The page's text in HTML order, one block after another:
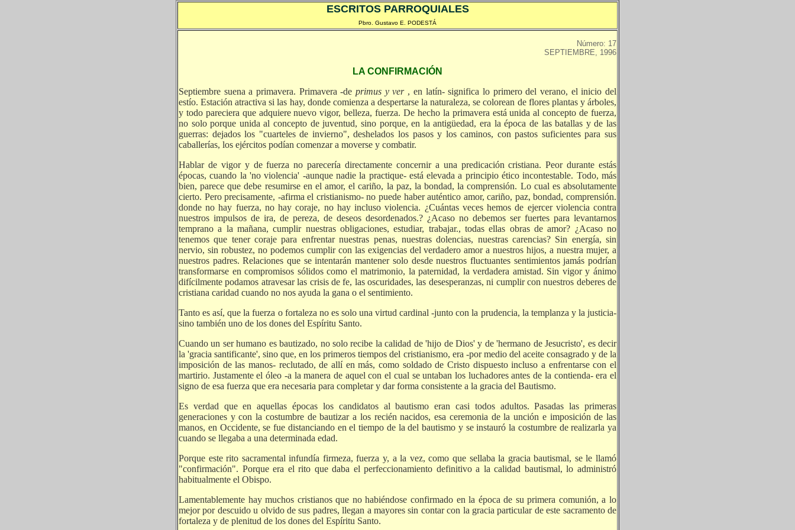
ESCRITOS PARROQUIALES
Pbro. Gustavo E. PODESTÁ
Número: 17
SEPTIEMBRE, 1996
LA CONFIRMACIÓN
Septiembre suena a primavera. Primavera -deprimus y ver , en latín- significa lo primero del verano, el inicio del
estío. Estación atractiva si las hay, donde comienza a despertarse la naturaleza, se colorean de flores plantas y árboles,
y todo pareciera que adquiere nuevo vigor, belleza, fuerza. De hecho la primavera está unida al concepto de fuerza,
no solo porque unida al concepto de juventud, sino porque, en la antigüedad, era la época de las batallas y de las
guerras: dejados los "cuarteles de invierno", deshelados los pasos y los caminos, con pastos suficientes para sus
caballerías, los ejércitos podían comenzar a moverse y combatir.
Hablar de vigor y de fuerza no parecería directamente concernir a una predicación cristiana. Peor durante estás
épocas, cuando la 'no violencia' -aunque nadie la practique- está elevada a principio ético incontestable. Todo, más
bien, parece que debe resumirse en el amor, el cariño, la paz, la bondad, la comprensión. Lo cual es absolutamente
cierto. Pero precisamente, -afirma el cristianismo- no puede haber auténtico amor, cariño, paz, bondad, comprensión.
donde no hay fuerza, no hay coraje, no hay incluso violencia. ¿Cuántas veces hemos de ejercer violencia contra
nuestros impulsos de ira, de pereza, de deseos desordenados.? ¿Acaso no debemos ser fuertes para levantarnos
temprano a la mañana, cumplir nuestras obligaciones, estudiar, trabajar., todas ellas obras de amor? ¿Acaso no
tenemos que tener coraje para enfrentar nuestras penas, nuestras dolencias, nuestras carencias? Sin energía, sin
nervio, sin robustez, no podemos cumplir con las exigencias del verdadero amor a nuestros hijos, a nuestra mujer, a
nuestros padres. Relaciones que se intentarán mantener solo desde nuestros fluctuantes sentimientos jamás podrían
transformarse en compromisos sólidos como el matrimonio, la paternidad, la verdadera amistad. Sin vigor y ánimo
difícilmente podamos atravesar las crisis de fe, las oscuridades, las desesperanzas, ni cumplir con nuestros deberes de
cristiana caridad cuando no nos ayuda la gana o el sentimiento.
Tanto es así, que la fuerza o fortaleza no es solo una virtud cardinal -junto con la prudencia, la templanza y la justicia-
sino también uno de los dones del Espíritu Santo.
Cuando un ser humano es bautizado, no solo recibe la calidad de 'hijo de Dios' y de 'hermano de Jesucristo', es decir
la 'gracia santificante', sino que, en los primeros tiempos del cristianismo, era -por medio del aceite consagrado y de la
imposición de las manos- reclutado, de allí en más, como soldado de Cristo dispuesto incluso a enfrentarse con el
martirio. Justamente el óleo -a la manera de aquel con el cual se untaban los luchadores antes de la contienda- era el
signo de esa fuerza que era necesaria para completar y dar forma consistente a la gracia del Bautismo.
Es verdad que en aquellas épocas los candidatos al bautismo eran casi todos adultos. Pasadas las primeras
generaciones y con la costumbre de bautizar a los recién nacidos, esa ceremonia de la unción e imposición de las
manos, en Occidente, se fue distanciando en el tiempo de la del bautismo y se instauró la costumbre de realizarla ya
cuando se llegaba a una determinada edad.
Porque este rito sacramental infundía firmeza, fuerza y, a la vez, como que sellaba la gracia bautismal, se le llamó
"confirmación". Porque era el rito que daba el perfeccionamiento definitivo a la calidad bautismal, lo administró
habitualmente el Obispo.
Lamentablemente hay muchos cristianos que no habiéndose confirmado en la época de su primera comunión, a lo
mejor por descuido u olvido de sus padres, llegan a mayores sin contar con la gracia particular de este sacramento de
fortaleza y de plenitud de los dones del Espíritu Santo.